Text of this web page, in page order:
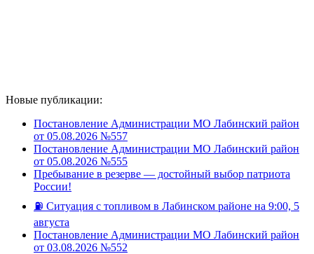
Новые публикации:
Постановление Администрации МО Лабинский район
от 05.08.2026 №557
Постановление Администрации МО Лабинский район
от 05.08.2026 №555
Пребывание в резерве — достойный выбор патриота
России!
⛽️ Ситуация с топливом в Лабинском районе на 9:00, 5
августа
Постановление Администрации МО Лабинский район
от 03.08.2026 №552